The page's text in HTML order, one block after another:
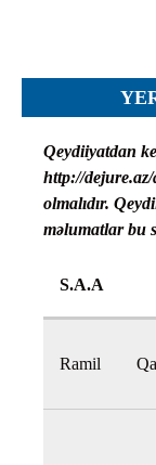
Представление
Ходатайства
Qeydiiyatdan
http://
olmalıdır.
məlumatlar bu
S.A.A
Ramil